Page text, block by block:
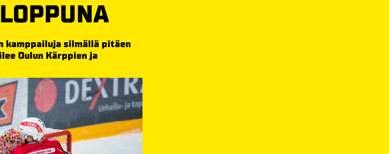
kamppailuja silmällä pitäen
Oulun Kärppien ja